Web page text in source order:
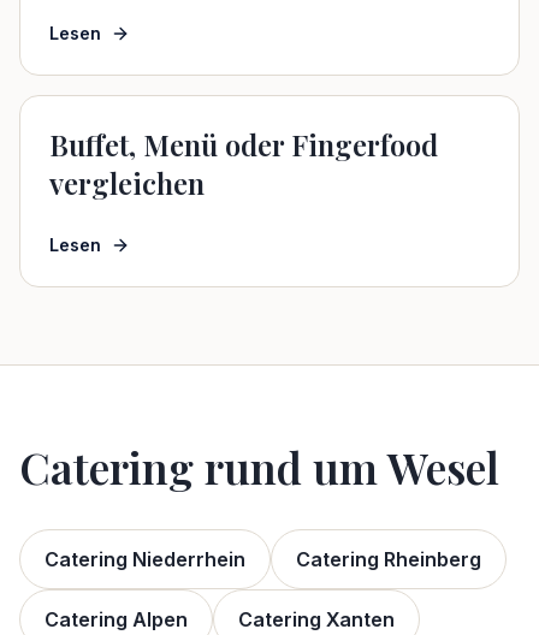
Lesen
Buffet, Menü oder Fingerfood
vergleichen
Lesen
Catering rund umWesel
Catering Niederrhein Catering Rheinberg
Catering Alpen Catering Xanten